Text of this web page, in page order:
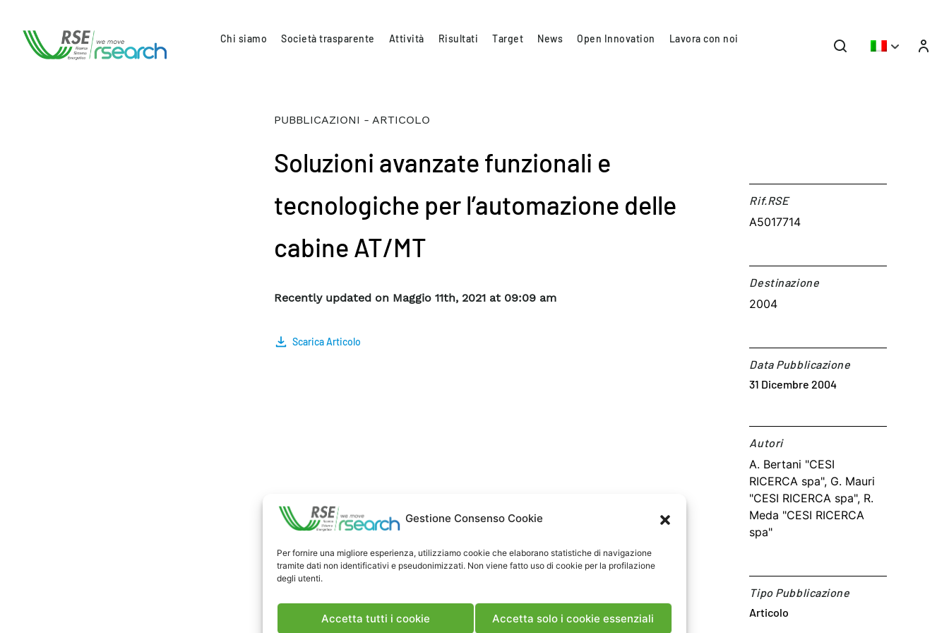
Gestione Consenso Cookie
Per fornire una migliore esperienza, utilizziamo cookie che elaborano statistiche di navigazione
tramite dati non identificativi e pseudonimizzati. Non viene fatto uso di cookie per la profilazione
degli utenti.
Accetta tutti i cookie Accetta solo i cookie essenziali
Chi siamo Società trasparente Attività Risultati Target News Open Innovation Lavora con noi
PUBBLICAZIONI - ARTICOLO
Soluzioni avanzate funzionali e
tecnologiche per l’automazione delle
cabine AT/MT
Recently updated on Maggio 11th, 2021 at 09:09 am
Scarica Articolo
Rif.RSE​
A5017714
Destinazione​
2004
Data Pubblicazione
31 Dicembre 2004
Autori​
A. Bertani "CESI
RICERCA spa", G. Mauri
"CESI RICERCA spa", R.
Meda "CESI RICERCA
spa"
Tipo Pubblicazione
Articolo